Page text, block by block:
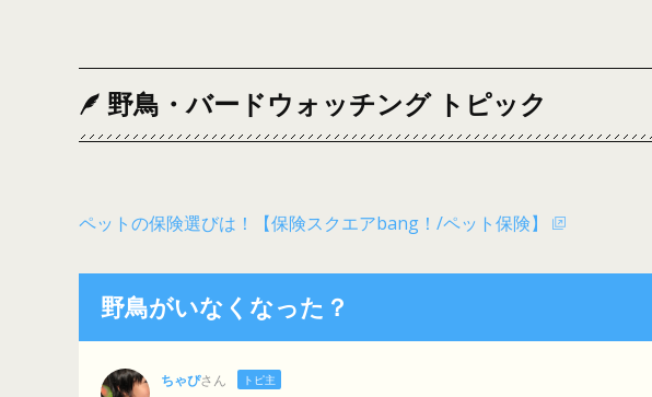
野鳥・バードウォッチング トピック
ペットの保険選びは！【保険スクエアbang！/ペット保険】
野鳥がいなくなった？
ちゃぴさん トピ主